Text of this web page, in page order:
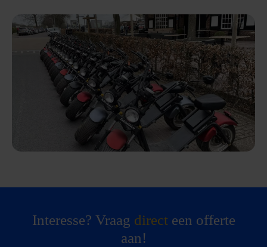
Interesse? Vraag directeen offerte
aan!